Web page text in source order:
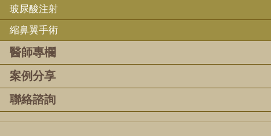
玻尿酸注射
縮鼻翼手術
醫師專欄
案例分享
聯絡諮詢